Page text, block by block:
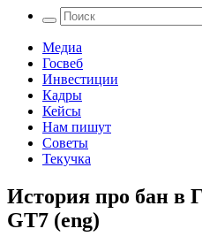
Медиа
Госвеб
Инвестиции
Кадры
Кейсы
Нам пишут
Советы
Текучка
История про бан в
GT7 (eng)